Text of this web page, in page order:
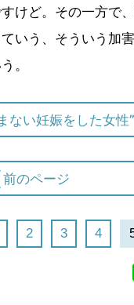
けど。その一方で
いう、そういう加
。
ない妊娠をした女性
前のページ
2 3 4